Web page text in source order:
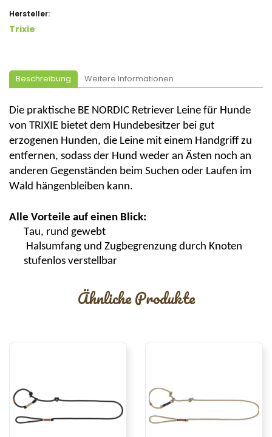
Hersteller:
Trixie
Beschreibung Weitere Informationen
Die praktische BE NORDIC Retriever Leine für Hunde
von TRIXIE bietet dem Hundebesitzer bei gut
erzogenen Hunden, die Leine mit einem Handgriff zu
entfernen, sodass der Hund weder an Ästen noch an
anderen Gegenständen beim Suchen oder Laufen im
Wald hängenbleiben kann.
Alle Vorteile auf einen Blick:
Tau, rund gewebt
Halsumfang und Zugbegrenzung durch Knoten
stufenlos verstellbar
Ähnliche Produkte